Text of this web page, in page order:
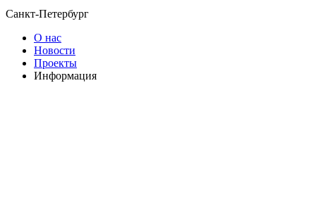
Санкт-Петербург
О нас
Новости
Проекты
Информация